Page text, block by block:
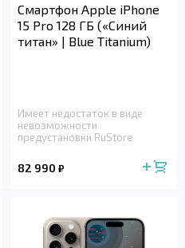
Смартфон Apple iPhone
15 Pro 128 ГБ («Синий
титан» | Blue Titanium)
Имеет недостаток в виде
невозможности
предустановки RuStore
82 990 ₽